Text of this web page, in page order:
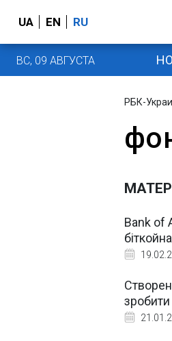
UA EN RU
ВС, 09 АВГУСТА
РБК-
Bank of
біткойна
зробити